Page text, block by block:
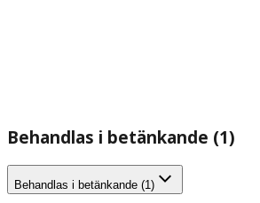
Behandlas i betänkande (1)
Behandlas i betänkande (1)